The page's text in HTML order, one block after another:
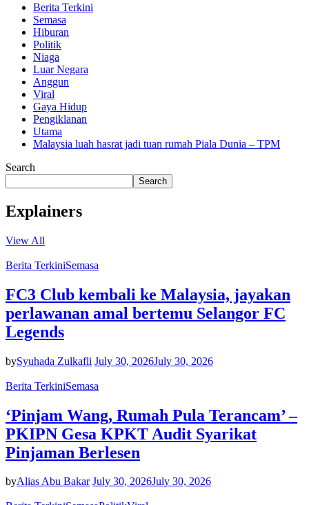
Berita Terkini
Semasa
Hiburan
Politik
Niaga
Luar Negara
Anggun
Viral
Gaya Hidup
Pengiklanan
Utama
Malaysia luah hasrat jadi tuan rumah Piala Dunia – TPM
Search
Search
Explainers
View All
Berita TerkiniSemasa
FC3 Club kembali ke Malaysia, jayakan
perlawanan amal bertemu Selangor FC
Legends
bySyuhada Zulkafli July 30, 2026July 30, 2026
Berita TerkiniSemasa
‘Pinjam Wang, Rumah Pula Terancam’ –
PKIPN Gesa KPKT Audit Syarikat
Pinjaman Berlesen
byAlias Abu Bakar July 30, 2026July 30, 2026